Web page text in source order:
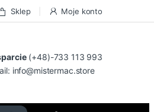
Sklep Moje konto
(+48)-733 113 993
info@mistermac.store